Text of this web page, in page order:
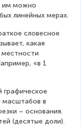
им можно
линейных мерах.
словесное
какая
местности
«в 1
графическое
масшта­бов в
– основания.
(десятые доли).